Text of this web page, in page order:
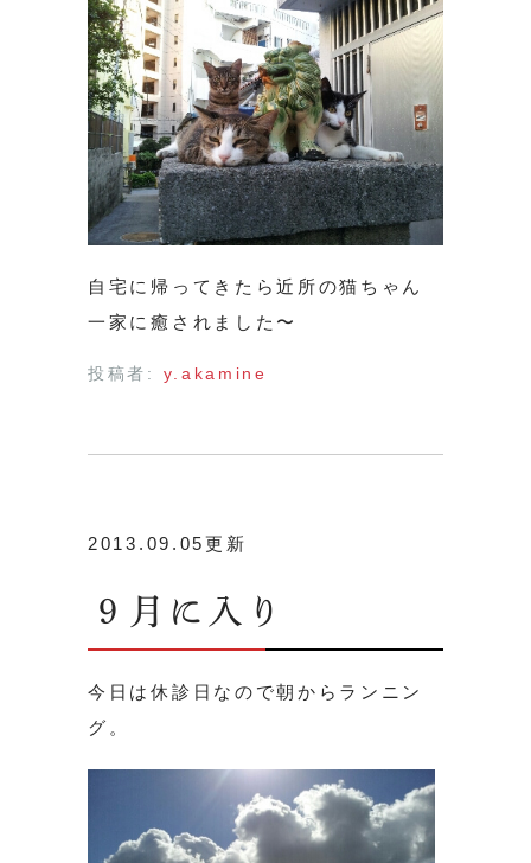
自宅に帰ってきたら近所の猫ちゃん
一家に癒されました〜
投稿者: y.akamine
2013.09.05更新
９月に入り
今日は休診日なので朝からランニン
グ。